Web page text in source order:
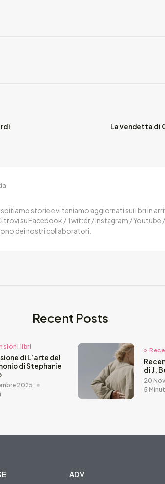
La vendetta di
storie e vi teniamo aggiornati sui libri in
trovi su Facebook / Twitter / Instagram / Youtube
dei nostri collaboratori.
Recent Posts
libri
di L’arte del
di Stephanie
2025
di J.
20
5
ADV